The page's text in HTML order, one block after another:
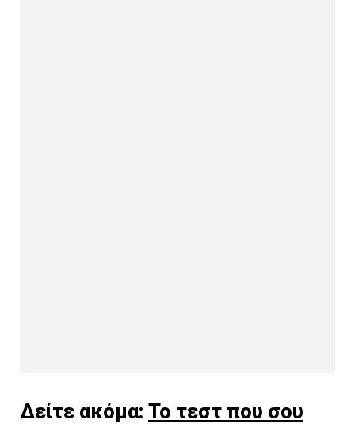
Δείτε ακόμα: Το τεστ που σου